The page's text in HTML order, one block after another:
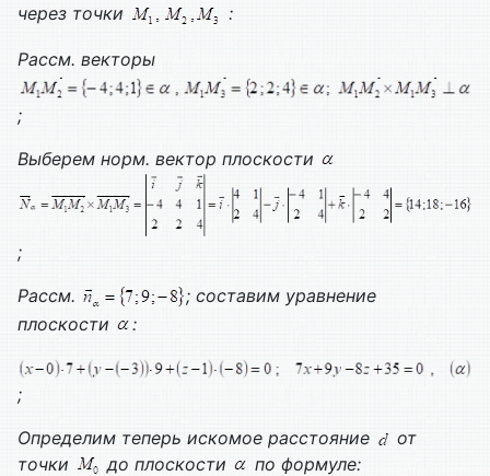
через точки
:
Рассм. векторы
;
Выберем норм. вектор плоскости
;
Рассм.
; составим уравнение
плоскости
:
;
Определим теперь искомое расстояние
от
точки
до плоскости по формуле: